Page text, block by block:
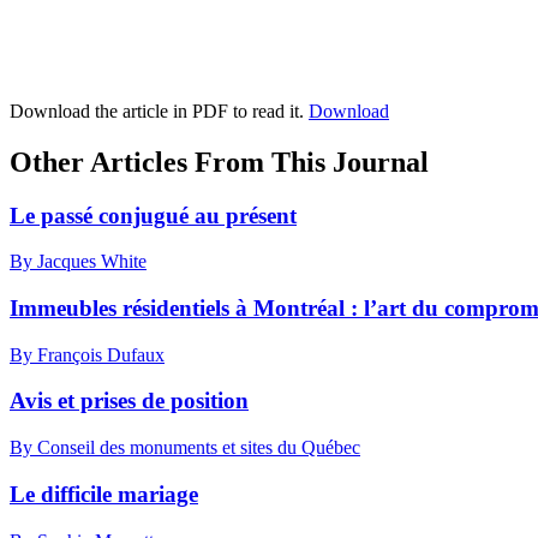
Download the article in PDF to read it. Download
Other Articles From This Journal
Le passé conjugué au présent
By Jacques White
Immeubles résidentiels à Montréal : l’art du
By François Dufaux
Avis et prises de position
By Conseil des monuments et sites du Québec
Le difficile mariage